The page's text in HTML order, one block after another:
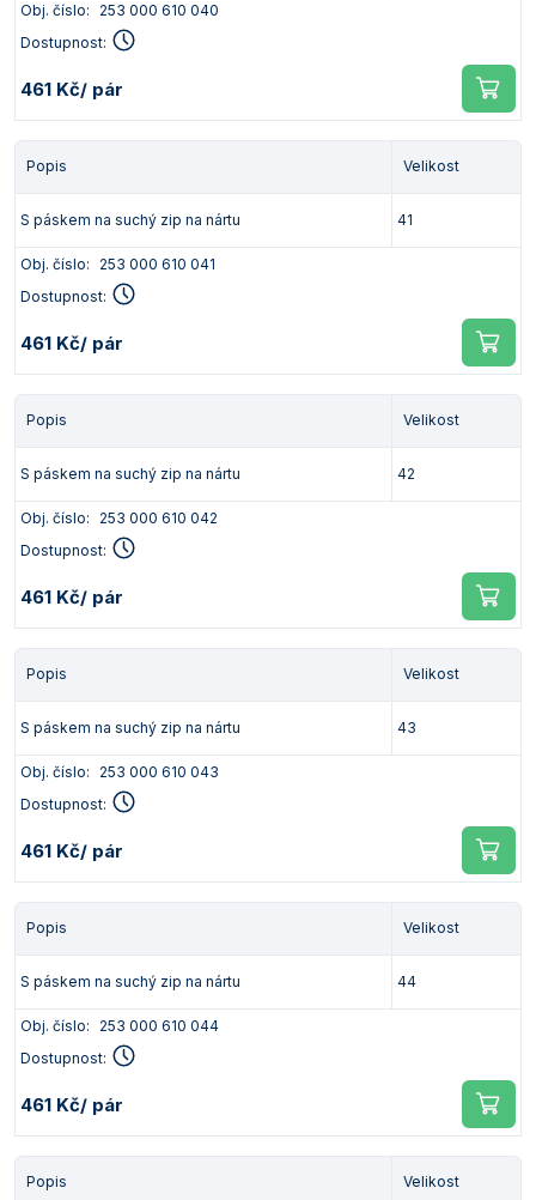
Obj. číslo:
253 000 610 040
Dostupnost:
461 Kč/ pár
Popis Velikost
S páskem na suchý zip na nártu 41
Obj. číslo:
253 000 610 041
Dostupnost:
461 Kč/ pár
Popis Velikost
S páskem na suchý zip na nártu 42
Obj. číslo:
253 000 610 042
Dostupnost:
461 Kč/ pár
Popis Velikost
S páskem na suchý zip na nártu 43
Obj. číslo:
253 000 610 043
Dostupnost:
461 Kč/ pár
Popis Velikost
S páskem na suchý zip na nártu 44
Obj. číslo:
253 000 610 044
Dostupnost:
461 Kč/ pár
Popis Velikost